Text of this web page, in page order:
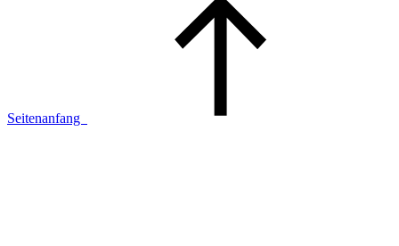
Seitenanfang